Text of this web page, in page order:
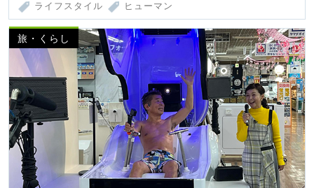
ライフスタイル ヒューマン
旅・くらし